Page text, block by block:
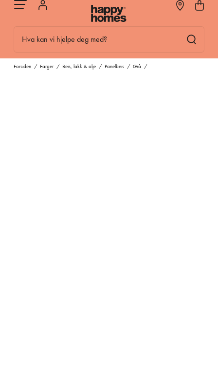
Hva kan vi hjelpe deg med?
Forsiden / Farger / Beis, lakk & olje / Panelbeis / Grå /